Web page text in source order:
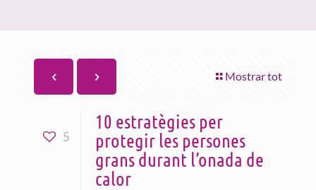
Mostrar tot
5
10 estratègies per
protegir les persones
grans durant l’onada de
calor